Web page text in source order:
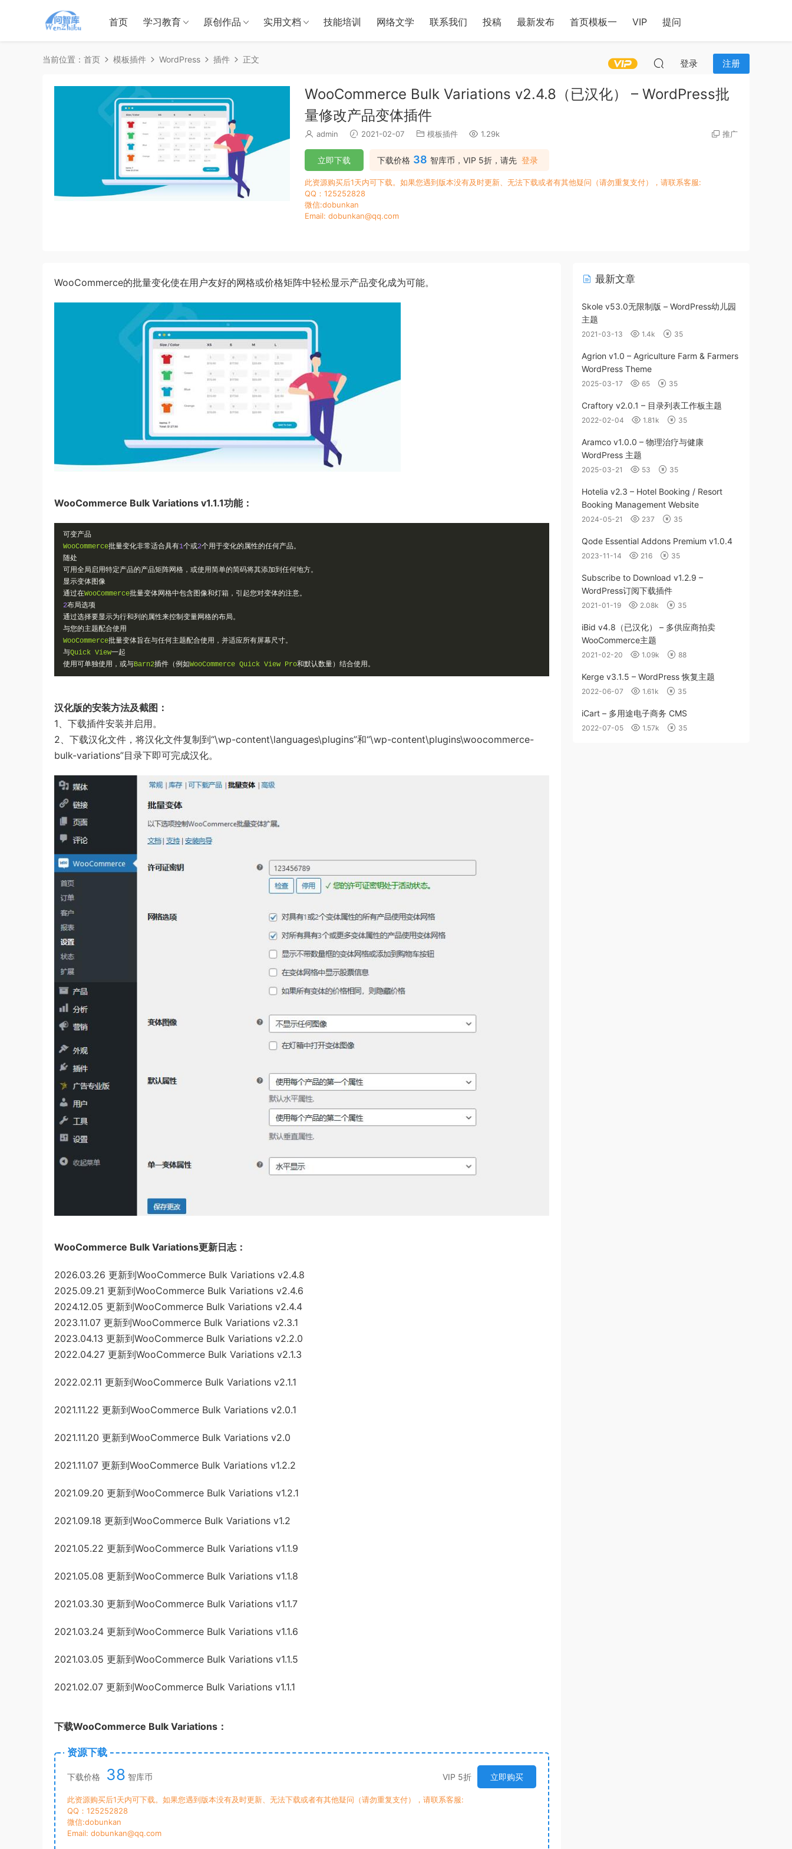
首页 学习教育 原创作品 实用文档 技能培训 网络文学 联系我们 投稿 最新发布 首页模板一 VIP 提问
登录 注册
当前位置： 首页 模板插件 WordPress 插件 正文
WooCommerce Bulk Variations v2.4.8（已汉化） – WordPress批
量修改产品变体插件
admin 2021-02-07 模板插件 1.29k 推广
下载价格 38 智库币，VIP 5折，请先 登录
立即下载
此资源购买后1天内可下载。如果您遇到版本没有及时更新、无法下载或者有其他疑问（请勿重复支付），请联系客服:
QQ：125252828
微信:dobunkan
Email: dobunkan@qq.com
WooCommerce的批量变化使在用户友好的网格或价格矩阵中轻松显示产品变化成为可能。
WooCommerce Bulk Variations v1.1.1功能：
可变产品
WooCommerce批量变化非常适合具有1个或2个用于变化的属性的任何产品。
随处
可用全局启用特定产品的产品矩阵网格，或使用简单的简码将其添加到任何地方。
显示变体图像
通过在WooCommerce批量变体网格中包含图像和灯箱，引起您对变体的注意。
2布局选项
通过选择要显示为行和列的属性来控制变量网格的布局。
与您的主题配合使用
WooCommerce批量变体旨在与任何主题配合使用，并适应所有屏幕尺寸。
与Quick View一起
使用可单独使用，或与Barn2插件（例如WooCommerce Quick View Pro和默认数量）结合使用。
汉化版的安装方法及截图：
1、下载插件安装并启用。
2、下载汉化文件，将汉化文件复制到“\wp-content\languages\plugins”和“\wp-content\plugins\woocommerce-
bulk-variations”目录下即可完成汉化。
WooCommerce Bulk Variations更新日志：
2026.03.26 更新到WooCommerce Bulk Variations v2.4.8
2025.09.21 更新到WooCommerce Bulk Variations v2.4.6
2024.12.05 更新到WooCommerce Bulk Variations v2.4.4
2023.11.07 更新到WooCommerce Bulk Variations v2.3.1
2023.04.13 更新到WooCommerce Bulk Variations v2.2.0
2022.04.27 更新到WooCommerce Bulk Variations v2.1.3
2022.02.11 更新到WooCommerce Bulk Variations v2.1.1
2021.11.22 更新到WooCommerce Bulk Variations v2.0.1
2021.11.20 更新到WooCommerce Bulk Variations v2.0
2021.11.07 更新到WooCommerce Bulk Variations v1.2.2
2021.09.20 更新到WooCommerce Bulk Variations v1.2.1
2021.09.18 更新到WooCommerce Bulk Variations v1.2
2021.05.22 更新到WooCommerce Bulk Variations v1.1.9
2021.05.08 更新到WooCommerce Bulk Variations v1.1.8
2021.03.30 更新到WooCommerce Bulk Variations v1.1.7
2021.03.24 更新到WooCommerce Bulk Variations v1.1.6
2021.03.05 更新到WooCommerce Bulk Variations v1.1.5
2021.02.07 更新到WooCommerce Bulk Variations v1.1.1
下载WooCommerce Bulk Variations：
资源下载
下载价格 38 智库币 VIP 5折 立即购买
此资源购买后1天内可下载。如果您遇到版本没有及时更新、无法下载或者有其他疑问（请勿重复支付），请联系客服:
QQ：125252828
微信:dobunkan
Email: dobunkan@qq.com
最新文章
Skole v53.0无限制版 – WordPress幼儿园
主题
2021-03-13 1.4k 35
Agrion v1.0 – Agriculture Farm & Farmers
WordPress Theme
2025-03-17 65 35
Craftory v2.0.1 – 目录列表工作板主题
2022-02-04 1.81k 35
Aramco v1.0.0 – 物理治疗与健康
WordPress 主题
2025-03-21 53 35
Hotelia v2.3 – Hotel Booking / Resort
Booking Management Website
2024-05-21 237 35
Qode Essential Addons Premium v1.0.4
2023-11-14 216 35
Subscribe to Download v1.2.9 –
WordPress订阅下载插件
2021-01-19 2.08k 35
iBid v4.8（已汉化） – 多供应商拍卖
WooCommerce主题
2021-02-20 1.09k 88
Kerge v3.1.5 – WordPress 恢复主题
2022-06-07 1.61k 35
iCart – 多用途电子商务 CMS
2022-07-05 1.57k 35